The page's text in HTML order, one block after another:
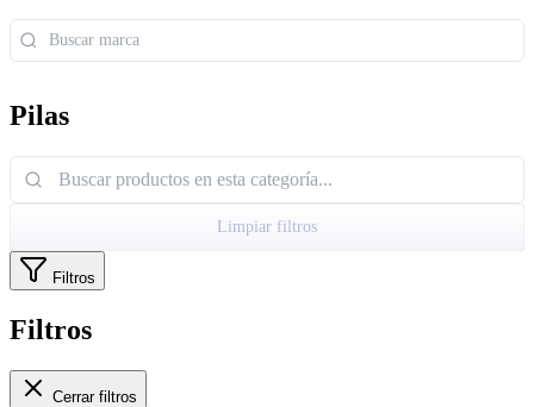
Pilas
Limpiar filtros
Filtros
Filtros
Cerrar filtros